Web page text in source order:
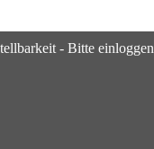
- Bitte einloggen